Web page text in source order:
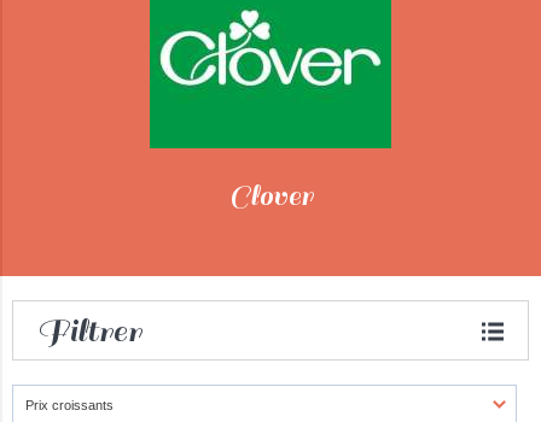
Clover
Filtrer